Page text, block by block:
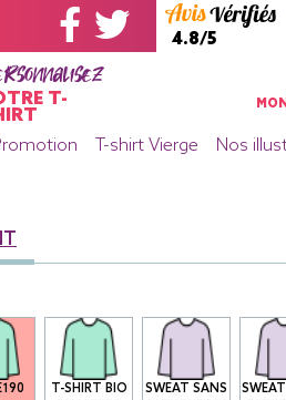
4.8/5
T-
T-shirt Vierge Nos
T-SHIRT BIO
SWEAT SANS